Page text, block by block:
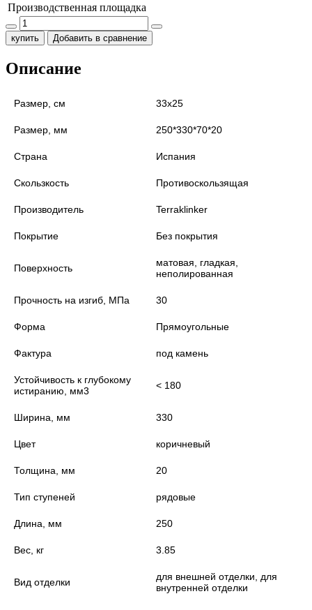
Производственная площадка
купить Добавить в сравнение
Описание
Размер, см 33х25
Размер, мм 250*330*70*20
Страна Испания
Скользкость Противоскользящая
Производитель Terraklinker
Покрытие Без покрытия
Поверхность
матовая, гладкая,
неполированная
Прочность на изгиб, МПа 30
Форма Прямоугольные
Фактура под камень
Устойчивость к глубокому
истиранию, мм3
< 180
Ширина, мм 330
Цвет коричневый
Толщина, мм 20
Тип ступеней рядовые
Длина, мм 250
Вес, кг 3.85
Вид отделки
для внешней отделки, для
внутренней отделки